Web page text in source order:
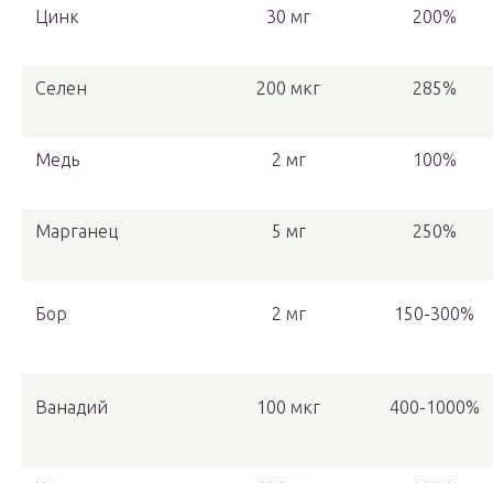
Цинк 30 мг 200%
Селен 200 мкг 285%
Медь 2 мг 100%
Марганец 5 мг 250%
Бор 2 мг 150-300%
Ванадий 100 мкг 400-1000%